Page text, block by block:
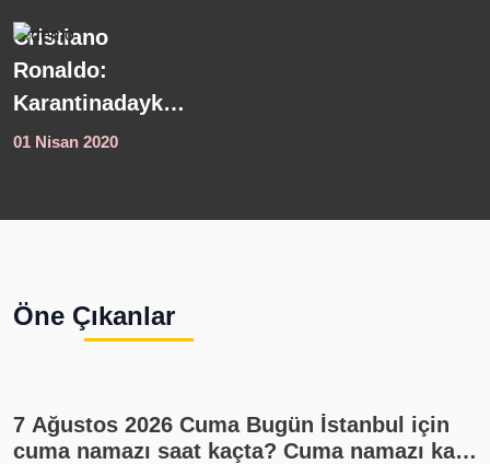
Meteoroloji'den
son dakika
hava durumu
açıklaması!
01 Nisan 2020
Öne Çıkanlar
7 Ağustos 2026 Cuma Bugün İstanbul için
cuma namazı saat kaçta? Cuma namazı kaç